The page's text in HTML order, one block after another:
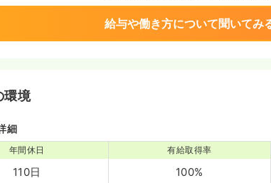
給与や働き方について聞いてみ
環境
細
年間休日
110日
有給取得率
100%